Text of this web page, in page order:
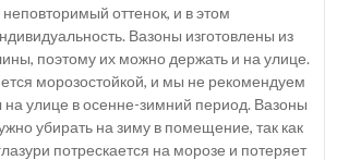
оттенок, и в этом
Вазоны изготовлены из
поэтому их можно держать и на улице.
морозостойкой, и мы не рекомендуем
на улице в осенне-зимний период. Вазоны
убирать на зиму в помещение, так как
потрескается на морозе и потеряет